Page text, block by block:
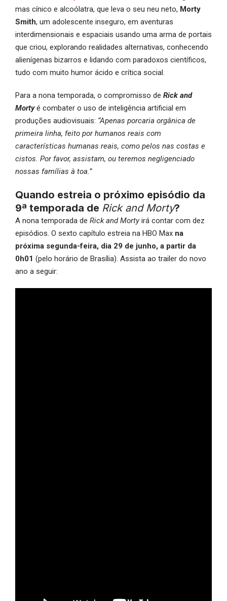
mas cínico e alcoólatra, que leva o seu neu neto, Morty
Smith, um adolescente inseguro, em aventuras
interdimensionais e espaciais usando uma arma de portais
que criou, explorando realidades alternativas, conhecendo
alienígenas bizarros e lidando com paradoxos científicos,
tudo com muito humor ácido e crítica social.
Para a nona temporada, o compromisso de Rick and
Mortyé combater o uso de inteligência artificial em
produções audiovisuais: “Apenas porcaria orgânica de
primeira linha, feito por humanos reais com
características humanas reais, como pelos nas costas e
cistos. Por favor, assistam, ou teremos negligenciado
nossas famílias à toa.”
Quando estreia o próximo episódio da
9ª temporada de Rick and Morty?
A nona temporada de Rick and Mortyirá contar com dez
episódios. O sexto capítulo estreia na HBO Max na
próxima segunda-feira, dia 29 de junho, a partir da
0h01 (pelo horário de Brasília). Assista ao trailer do novo
ano a seguir: